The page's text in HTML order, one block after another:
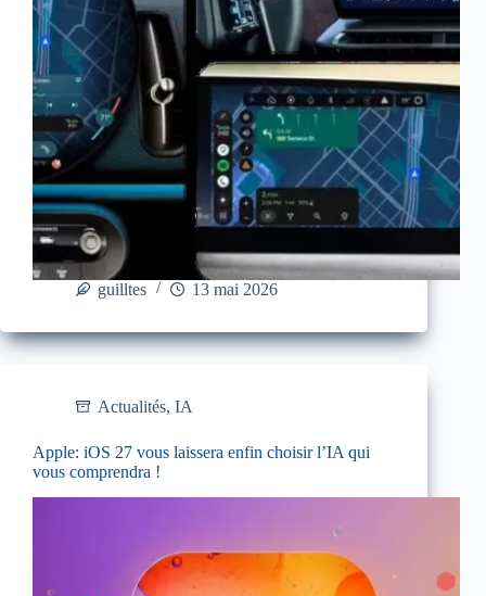
guilltes 13 mai 2026
Actualités, IA
Apple: iOS 27 vous laissera enfin choisir l’IA qui
vous comprendra !